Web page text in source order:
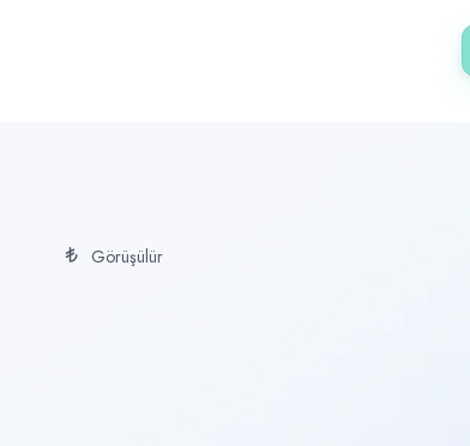
Görüşülür